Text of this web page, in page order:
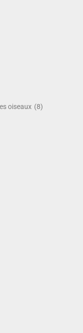
oiseaux (8)